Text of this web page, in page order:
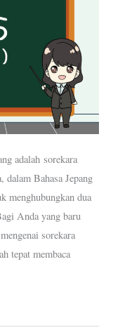
adalah sorekara
dalam Bahasa Jepang
menghubungkan dua
Anda yang baru
sorekara
tepat membaca